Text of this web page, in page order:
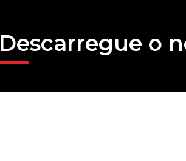
Descarregue o